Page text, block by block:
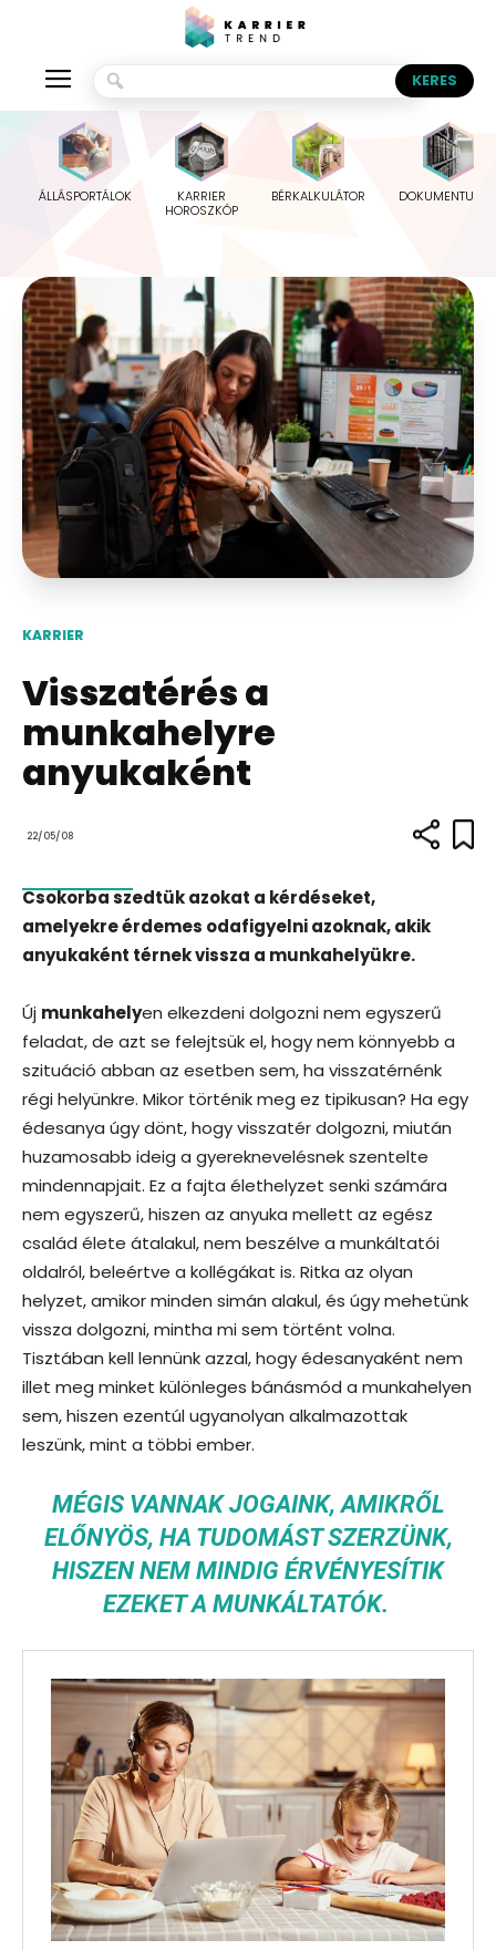
ÁLLÁSPORTÁLOK
KARRIER
HOROSZKÓP
BÉRKALKULÁTOR
KARRIER
Visszatérés a
munkahelyre
anyukaként
22/05/08
Csokorba szedtük azokat a kérdéseket,
amelyekre érdemes odafigyelni azoknak, akik
anyukaként térnek vissza a munkahelyükre.
Új munkahelyen elkezdeni dolgozni nem egyszerű
feladat, de azt se felejtsük el, hogy nem könnyebb a
szituáció abban az esetben sem, ha visszatérnénk
régi helyünkre. Mikor történik meg ez tipikusan? Ha egy
édesanya úgy dönt, hogy visszatér dolgozni, miután
huzamosabb ideig a gyereknevelésnek szentelte
mindennapjait. Ez a fajta élethelyzet senki számára
nem egyszerű, hiszen az anyuka mellett az egész
család élete átalakul, nem beszélve a munkáltatói
oldalról, beleértve a kollégákat is. Ritka az olyan
helyzet, amikor minden simán alakul, és úgy mehetünk
vissza dolgozni, mintha mi sem történt volna.
Tisztában kell lennünk azzal, hogy édesanyaként nem
illet meg minket különleges bánásmód a munkahelyen
sem, hiszen ezentúl ugyanolyan alkalmazottak
leszünk, mint a többi ember.
MÉGIS VANNAK JOGAINK, AMIKRŐL
ELŐNYÖS, HA TUDOMÁST SZERZÜNK,
HISZEN NEM MINDIG ÉRVÉNYESÍTIK
EZEKET A MUNKÁLTATÓK.